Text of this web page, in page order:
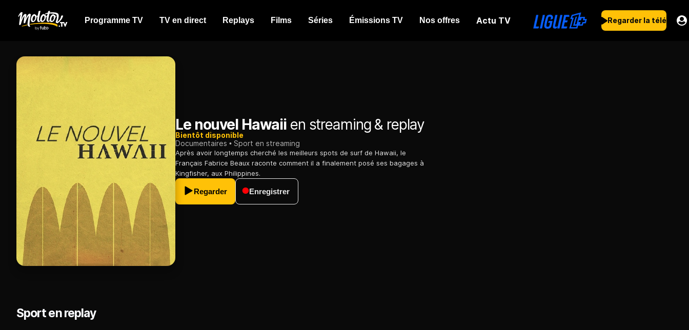
Programme TV TV en direct Replays Films Séries Émissions TV Nos offres Actu TV Regarder la télé
Le nouvel Hawaii en streaming & replay
Bientôt disponible
Documentaires
Sport en streaming
Après avoir longtemps cherché les meilleurs spots de surf de Hawaii, le
Français Fabrice Beaux raconte comment il a finalement posé ses bagages à
Kingfisher, aux Philippines.
Regarder Enregistrer
Sport en replay